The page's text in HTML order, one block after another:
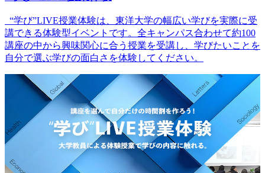
“学び”LIVE授業体験は、東洋大学の幅広い学びを実際に受
講できる体験型イベントです。全キャンパス合わせて約100
講座の中から興味関心に合う授業を受講し、学びたいことを
自分で選ぶ学びの面白さを体験してください。